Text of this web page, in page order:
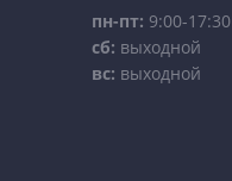
пн-пт: 9:00-17:30
сб: выходной
вс: выходной